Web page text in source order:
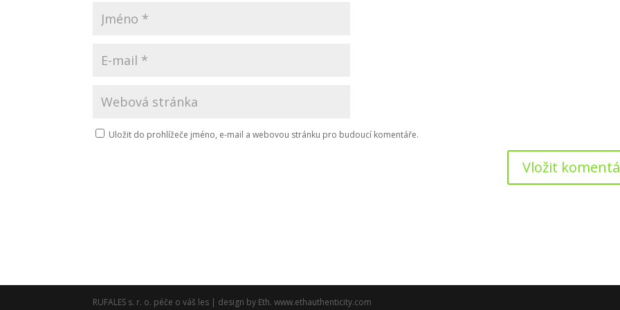
Uložit do prohlížeče jméno, e-mail a webovou stránku pro budoucí komentáře.
RUFALES s. r. o. péče o váš les | design by Eth. www.ethauthenticity.com